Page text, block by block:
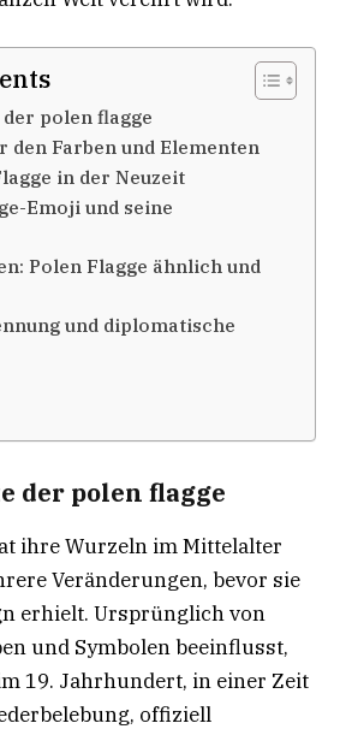
polen flagge
Farben und Elementen
in der Neuzeit
Emoji und seine
Polen Flagge ähnlich und
und diplomatische
der polen flagge
ihre Wurzeln im Mittelalter
Veränderungen, bevor sie
erhielt. Ursprünglich von
und Symbolen beeinflusst,
19. Jahrhundert, in einer Zeit
offiziell